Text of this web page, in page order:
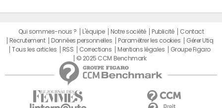
Qui sommes-nous ? L'équipe Notre société Publicité
Contact
Recrutement
Données personnelles Paramétrer les cookies
Gérer Utiq
Tous les articles
RSS Corrections Mentions légales
Groupe Figaro
© 2025 CCM Benchmark